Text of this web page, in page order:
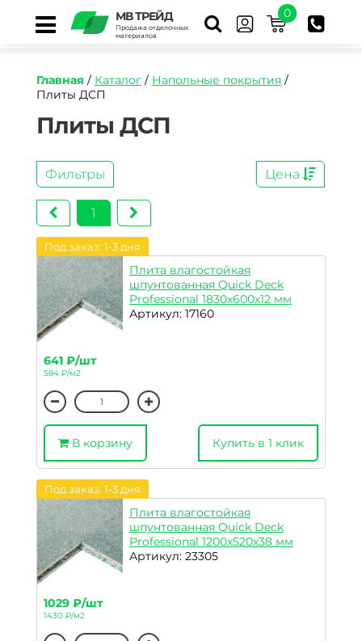
МВ ТРЕЙД
Продажа отделочных
материалов
0
Главная / Каталог/ Напольные покрытия /
Плиты ДСП
Плиты ДСП
Фильтры Цена
1
Под заказ: 1-3 дня
Плита влагостойкая
шпунтованная Quick Deck
Professional 1830х600х12 мм
Артикул: 17160
641 ₽/шт
584 ₽/м2
В корзину Купить в 1 клик
Под заказ: 1-3 дня
Плита влагостойкая
шпунтованная Quick Deck
Professional 1200х520х38 мм
Артикул: 23305
1029 ₽/шт
1430 ₽/м2